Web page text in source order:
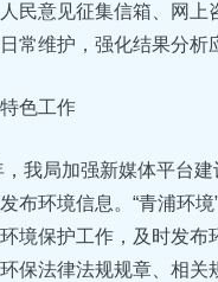
民意见征集信箱、网上
常维护，强化结果分析
特色工作
，我局加强新媒体平台建
布环境信息。“青浦环境
境保护工作，及时发布
保法律法规规章、相关